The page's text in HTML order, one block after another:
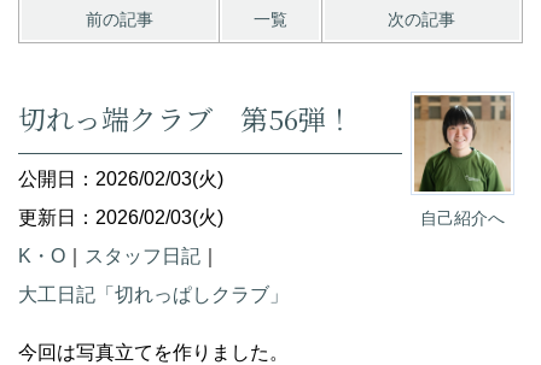
前の記事 一覧 次の記事
自己紹介へ
切れっ端クラブ 第56弾！
公開日：2026/02/03(火)
更新日：2026/02/03(火)
K・O
スタッフ日記
大工日記「切れっぱしクラブ」
今回は写真立てを作りました。